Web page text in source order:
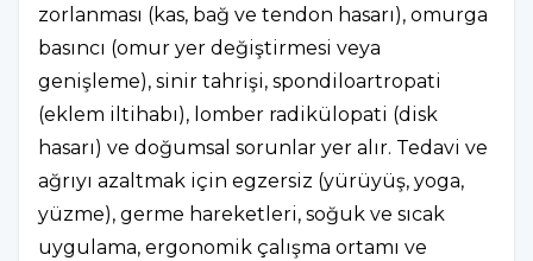
zorlanması (kas, bağ ve tendon hasarı), omurga
basıncı (omur yer değiştirmesi veya
genişleme), sinir tahrişi, spondiloartropati
(eklem iltihabı), lomber radikülopati (disk
hasarı) ve doğumsal sorunlar yer alır. Tedavi ve
ağrıyı azaltmak için egzersiz (yürüyüş, yoga,
yüzme), germe hareketleri, soğuk ve sıcak
uygulama, ergonomik çalışma ortamı ve